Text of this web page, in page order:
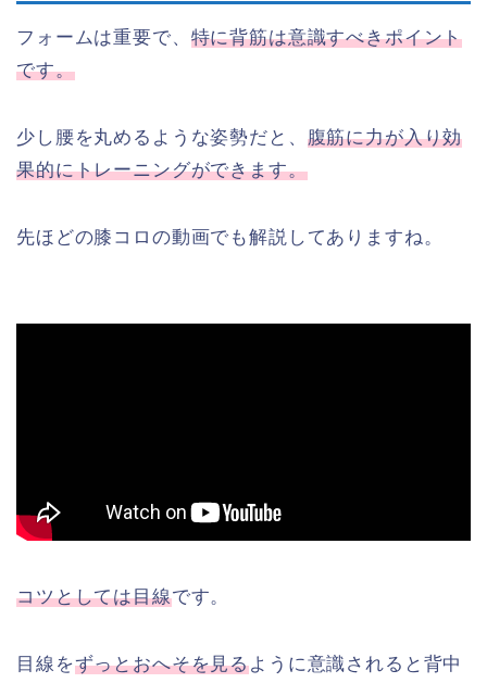
フォームは重要で、 特に背筋は意識すべきポイント
です。
少し腰を丸めるような姿勢だと、 腹筋に力が入り効
果的にトレーニングができます。
先ほどの膝コロの動画でも解説してありますね。
コツとしては目線です。
目線をずっとおへそを見るように意識されると背中